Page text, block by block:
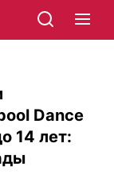
Dance
14 лет: